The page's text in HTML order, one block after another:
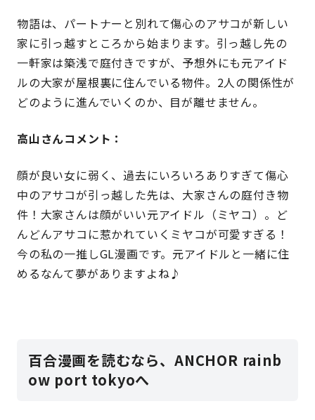
物語は、パートナーと別れて傷心のアサコが新しい
家に引っ越すところから始まります。引っ越し先の
一軒家は築浅で庭付きですが、予想外にも元アイド
ルの大家が屋根裏に住んでいる物件。2人の関係性が
どのように進んでいくのか、目が離せません。
高山さんコメント：
顔が良い女に弱く、過去にいろいろありすぎて傷心
中のアサコが引っ越した先は、大家さんの庭付き物
件！大家さんは顔がいい元アイドル（ミヤコ）。ど
んどんアサコに惹かれていくミヤコが可愛すぎる！
今の私の一推しGL漫画です。元アイドルと一緒に住
めるなんて夢がありますよね♪
百合漫画を読むなら、ANCHOR rainb
ow port tokyoへ